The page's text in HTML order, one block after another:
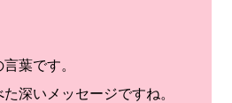
葉です。
深いメッセージですね。